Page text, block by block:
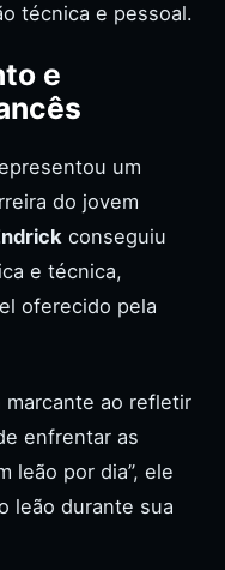
técnica e pessoal.
e
um
do jovem
conseguiu
e técnica,
oferecido pela
marcante ao refletir
enfrentar as
leão por dia”, ele
leão durante sua